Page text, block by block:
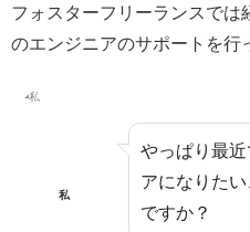
フォスターフリーランスでは
のエンジニアのサポートを行
私
やっぱり最
アになりた
ですか？